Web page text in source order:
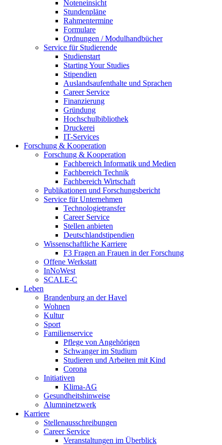
Noteneinsicht
Stundenpläne
Rahmentermine
Formulare
Ordnungen / Modulhandbücher
Service für Studierende
Studienstart
Starting Your Studies
Stipendien
Auslandsaufenthalte und Sprachen
Career Service
Finanzierung
Gründung
Hochschulbibliothek
Druckerei
IT-Services
Forschung & Kooperation
Forschung & Kooperation
Fachbereich Informatik und Medien
Fachbereich Technik
Fachbereich Wirtschaft
Publikationen und Forschungsbericht
Service für Unternehmen
Technologietransfer
Career Service
Stellen anbieten
Deutschlandstipendien
Wissenschaftliche Karriere
F3 Fragen an Frauen in der Forschung
Offene Werkstatt
InNoWest
SCALE-C
Leben
Brandenburg an der Havel
Wohnen
Kultur
Sport
Familienservice
Pflege von Angehörigen
Schwanger im Studium
Studieren und Arbeiten mit Kind
Corona
Initiativen
Klima-AG
Gesundheitshinweise
Alumninetzwerk
Karriere
Stellenausschreibungen
Career Service
Veranstaltungen im Überblick